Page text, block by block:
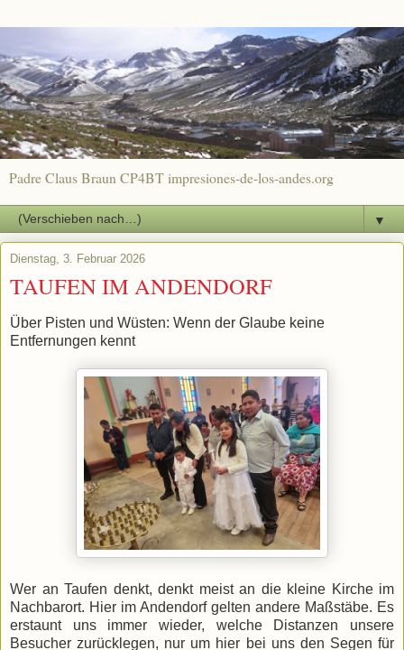
Padre Claus Braun CP4BT impresiones-de-los-andes.org
▼
Dienstag, 3. Februar 2026
TAUFEN IM ANDENDORF
Über Pisten und Wüsten: Wenn der Glaube keine
Entfernungen kennt
Wer an Taufen denkt, denkt meist an die kleine Kirche im
Nachbarort. Hier im Andendorf gelten andere Maßstäbe. Es
erstaunt uns immer wieder, welche Distanzen unsere
Besucher zurücklegen, nur um hier bei uns den Segen für